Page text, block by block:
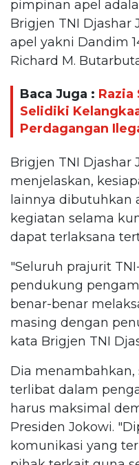
pimpinan apel
Brigjen TNI Djashar
apel yakni Dandim
Richard M.
Baca Juga : Razia
Selidiki
Perdagangan
Brigjen TNI Djashar
menjelaskan,
lainnya dibutuhkan
kegiatan selama
dapat terlaksana
"Seluruh prajurit
pendukung
benar-benar
masing dengan
kata Brigjen TNI
Dia menambahkan,
terlibat dalam
harus maksimal
Presiden Jokowi.
komunikasi yang